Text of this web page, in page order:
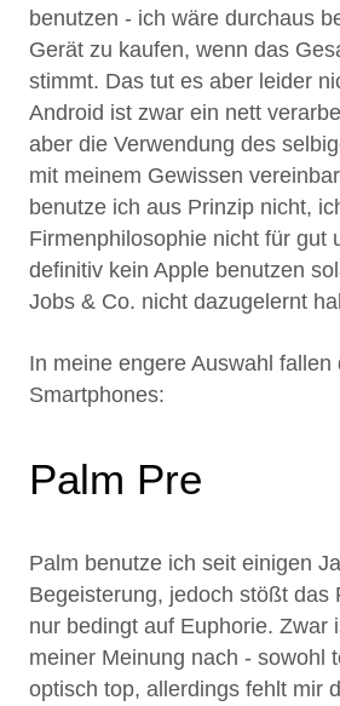
benutzen - ich wäre durchaus
Gerät zu kaufen, wenn das
stimmt. Das tut es aber leider
Android ist zwar ein nett
aber die Verwendung des
mit meinem Gewissen
benutze ich aus Prinzip nicht,
Firmenphilosophie nicht für gut
definitiv kein Apple benutzen
Jobs & Co. nicht dazugelernt
In meine engere Auswahl fallen
Smartphones:
Palm Pre
Palm benutze ich seit einigen
Begeisterung, jedoch stößt das
nur bedingt auf Euphorie. Zwar
meiner Meinung nach - sowohl
optisch top, allerdings fehlt mir